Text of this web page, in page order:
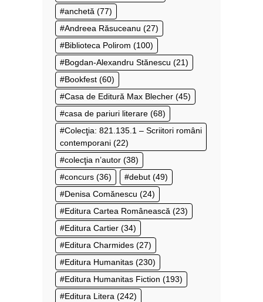
anchetă (77)
Andreea Răsuceanu (27)
Biblioteca Polirom (100)
Bogdan-Alexandru Stănescu (21)
Bookfest (60)
Casa de Editură Max Blecher (45)
casa de pariuri literare (68)
Colecţia: 821.135.1 – Scriitori români
contemporani (22)
colecţia n’autor (38)
concurs (36) debut (49)
Denisa Comănescu (24)
Editura Cartea Românească (23)
Editura Cartier (34)
Editura Charmides (27)
Editura Humanitas (230)
Editura Humanitas Fiction (193)
Editura Litera (242)